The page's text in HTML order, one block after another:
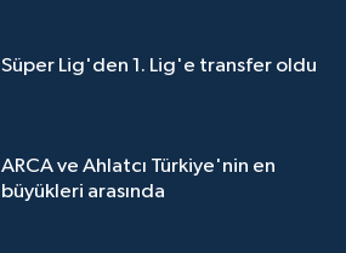
Süper Lig'den 1. Lig'e transfer oldu
ARCA ve Ahlatcı Türkiye'nin en
büyükleri arasında